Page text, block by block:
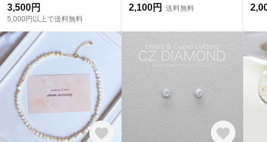
3,500円
5,000円以上で送料無料
2,100円 送料無料